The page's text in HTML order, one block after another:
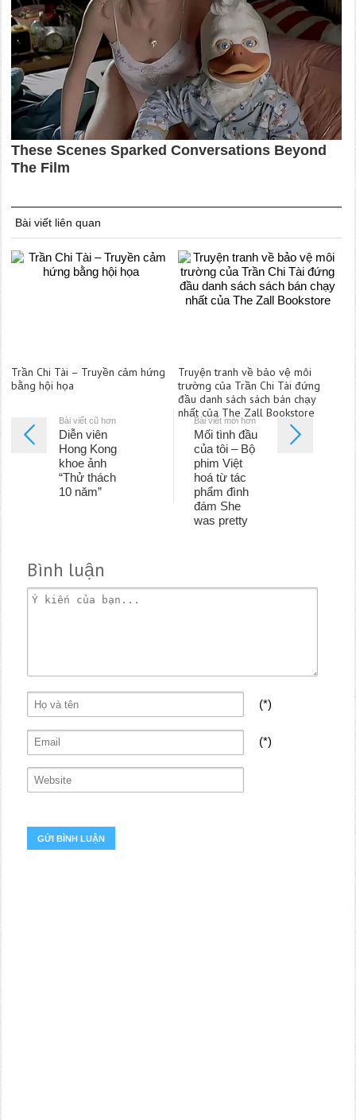
Bài viết liên quan
Trần Chi Tài – Truyền cảm hứng
bằng hội họa
Truyện tranh về bảo vệ môi
trường của Trần Chi Tài đứng
đầu danh sách sách bán chạy
nhất của The Zall Bookstore
Bài viết cũ hơn
Diễn viên
Hong Kong
khoe ảnh
“Thử thách
10 năm”
Bài viết mới hơn
Mối tình đầu
của tôi – Bộ
phim Việt
hoá từ tác
phẩm đình
đám She
was pretty
Bình luận
(*)
(*)